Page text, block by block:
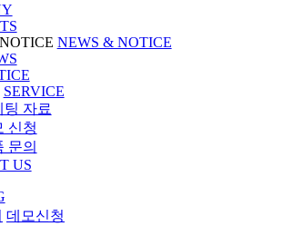
NEWS & NOTICE
SERVICE
팅 자료
신청
문의
US
데모신청